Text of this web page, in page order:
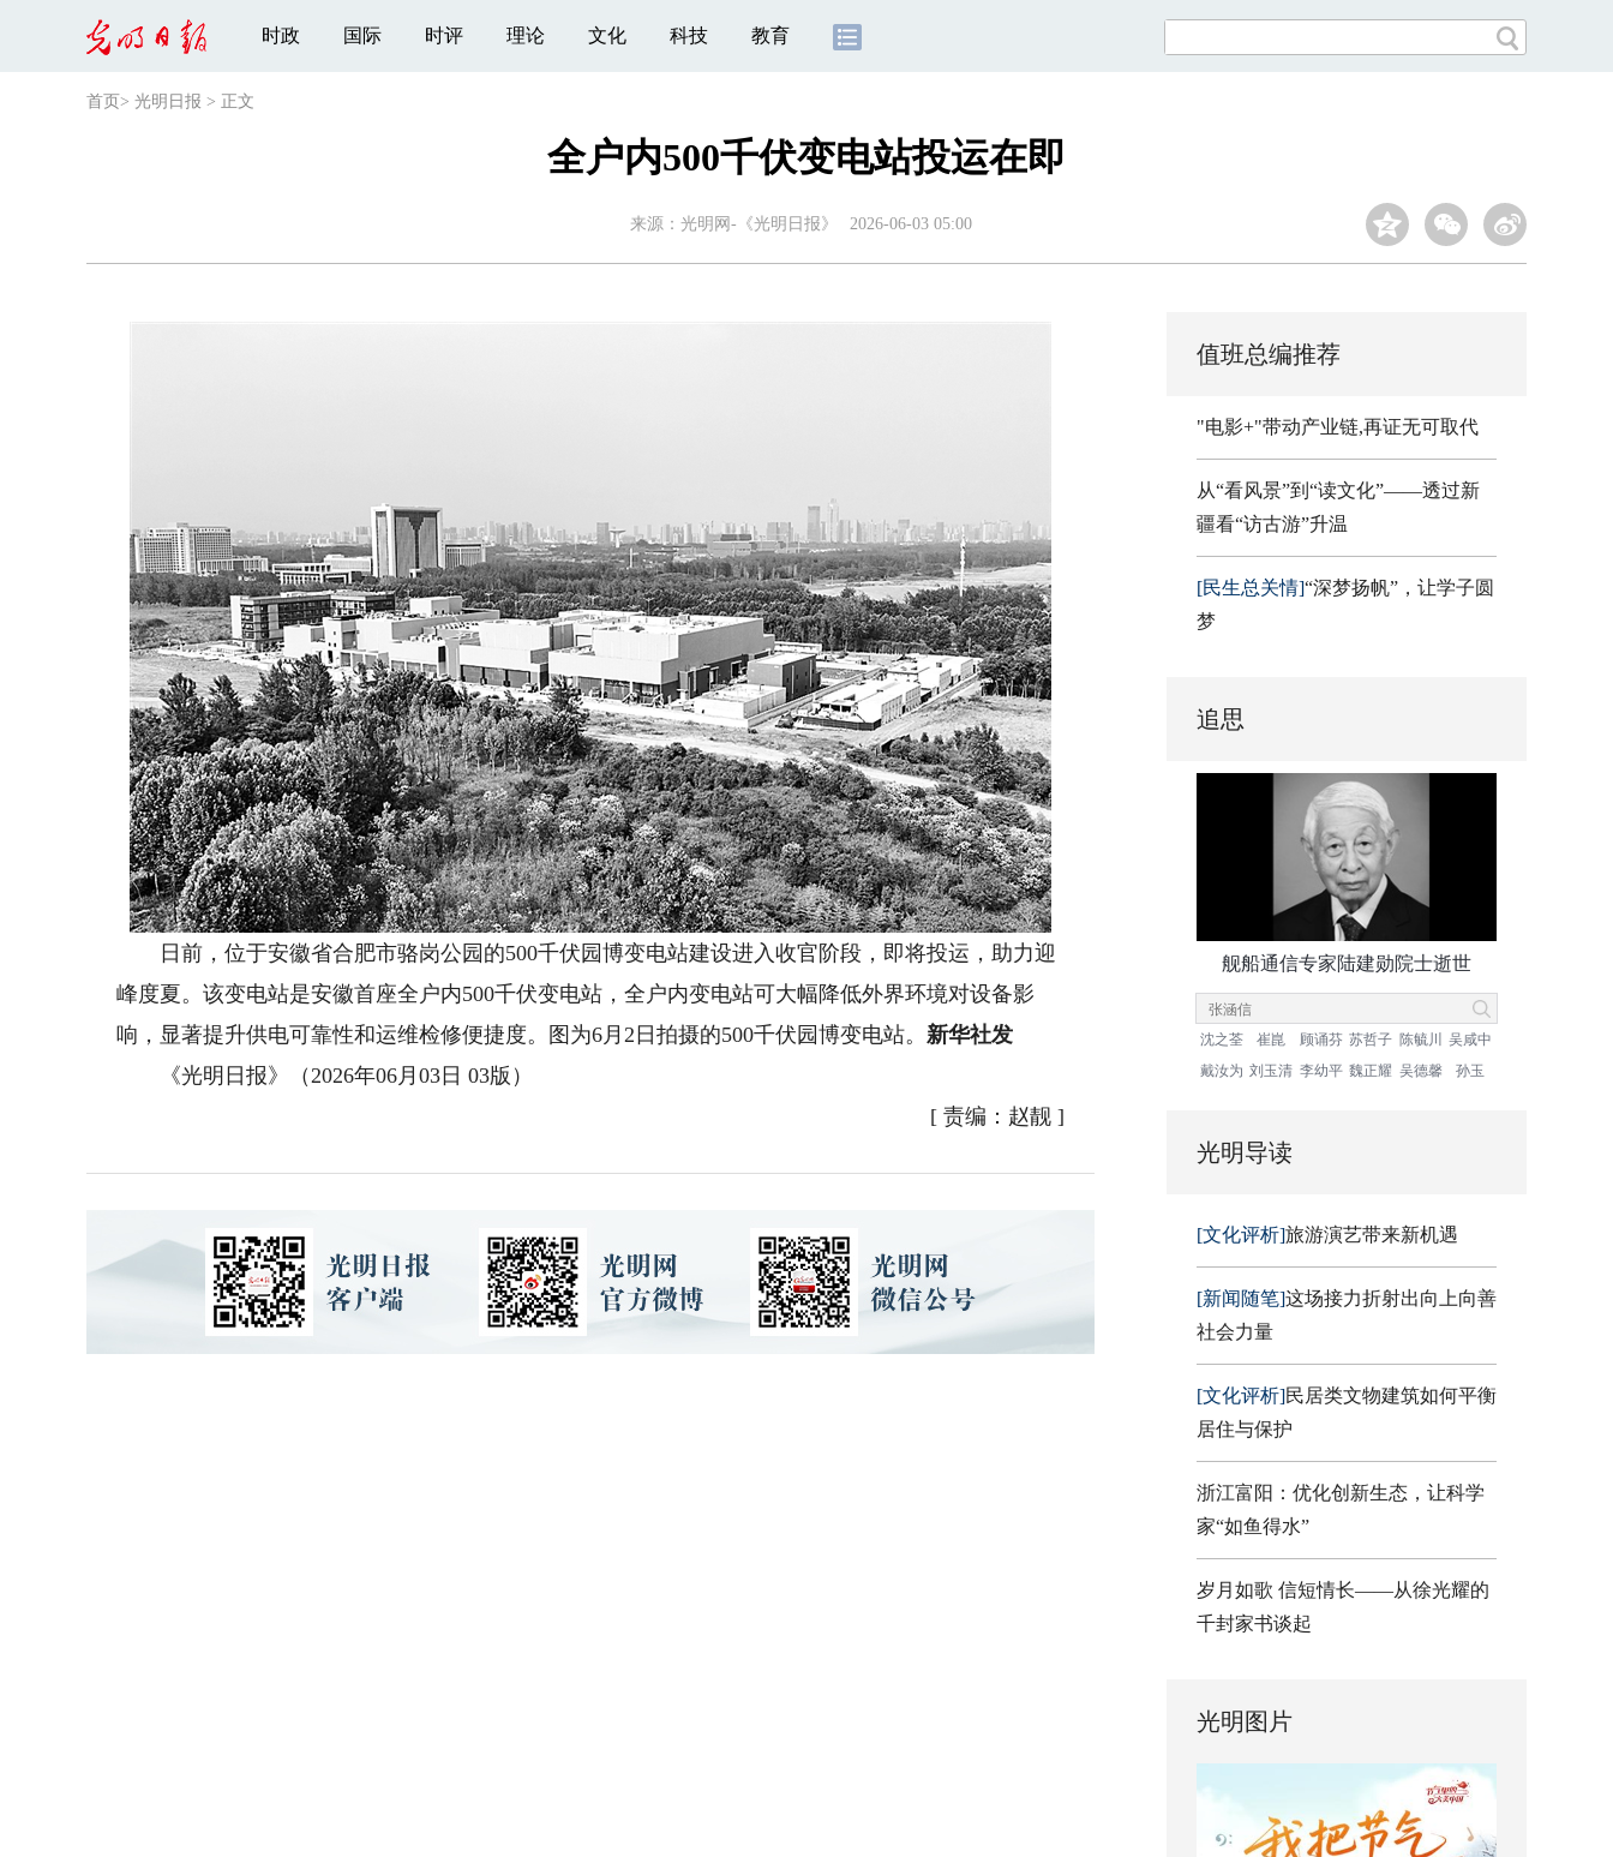
时政 国际 时评 理论 文化 科技 教育
首页 > 光明日报 > 正文
全户内500千伏变电站投运在即
来源： 光明网-《光明日报》 2026-06-03 05:00
日前，位于安徽省合肥市骆岗公园的500千伏园博变电站建设进入收官阶段，即将投运，助力迎
峰度夏。该变电站是安徽首座全户内500千伏变电站，全户内变电站可大幅降低外界环境对设备影
响，显著提升供电可靠性和运维检修便捷度。图为6月2日拍摄的500千伏园博变电站。新华社发
《光明日报》（2026年06月03日 03版）
[ 责编：赵靓]
值班总编推荐
"电影+"带动产业链,再证无可取代
从“看风景”到“读文化”——透过新
疆看“访古游”升温
[民生总关情]“深梦扬帆”，让学子圆
梦
追思
舰船通信专家陆建勋院士逝世
沈之荃 崔崑 顾诵芬 苏哲子 陈毓川
吴咸中
戴汝为 刘玉清 李幼平 魏正耀 吴德馨 孙玉
光明导读
[文化评析]旅游演艺带来新机遇
[新闻随笔]这场接力折射出向上向善
社会力量
[文化评析]民居类文物建筑如何平衡
居住与保护
浙江富阳：优化创新生态，让科学
家“如鱼得水”
岁月如歌 信短情长——从徐光耀的
千封家书谈起
光明图片